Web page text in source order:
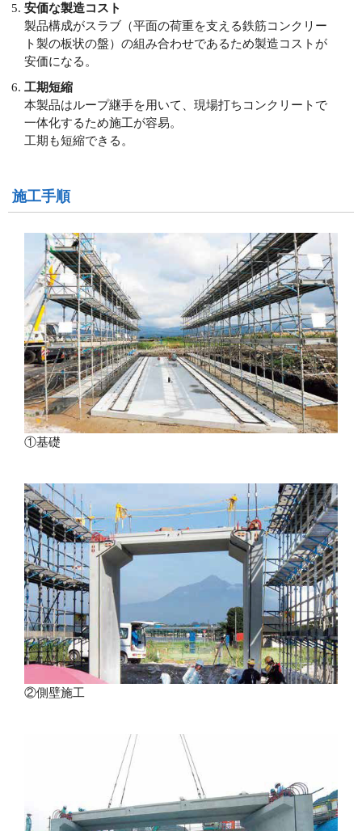
安価な製造コスト
製品構成がスラブ（平面の荷重を支える鉄筋コンクリー
ト製の板状の盤）の組み合わせであるため製造コストが
安価になる。
工期短縮
本製品はループ継手を用いて、現場打ちコンクリートで
一体化するため施工が容易。
工期も短縮できる。
施工手順
①基礎
②側壁施工